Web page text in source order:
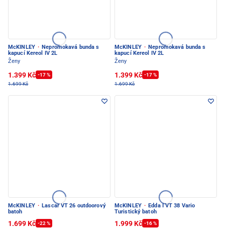
McKINLEY · Nepromokavá bunda s
kapucí Kereol IV 2L
Ženy
1.399 Kč -17 %
1.699 Kč
McKINLEY · Nepromokavá bunda s
kapucí Kereol IV 2L
Ženy
1.399 Kč -17 %
1.699 Kč
McKINLEY · Lascar VT 26 outdoorový
batoh
1.699 Kč -22 %
McKINLEY · Edda I VT 38 Vario
Turistický batoh
1.999 Kč -16 %